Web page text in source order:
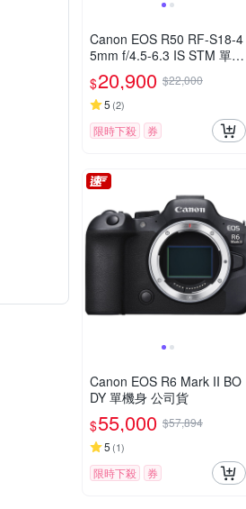
Canon EOS R50 RF-S18-4
5mm f/4.5-6.3 IS STM 單鏡
組 公司貨
$20,900 $22,000
5 (2)
限時下殺 券
Canon EOS R6 Mark II BO
DY 單機身 公司貨
$55,000 $57,894
5 (1)
限時下殺 券